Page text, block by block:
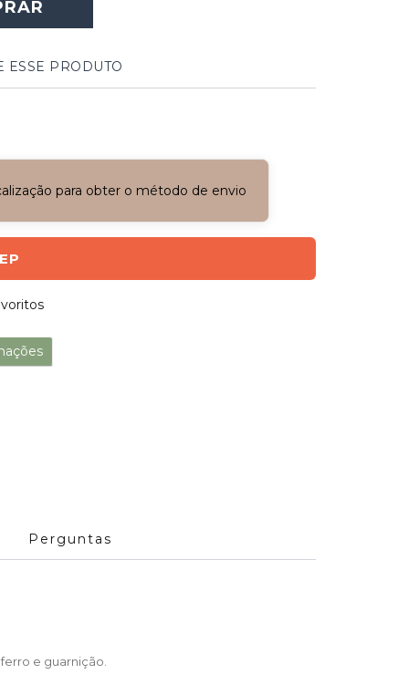
ESSE PRODUTO
para obter o método de envio
Perguntas
e guarnição.